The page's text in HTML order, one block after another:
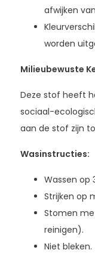
afwijken
worden
Milieubewuste
Deze stof heeft
sociaal-
aan de stof zijn
Wasinstructies:
Wassen op
Strijken op
Stomen
reinigen).
Niet bleken.